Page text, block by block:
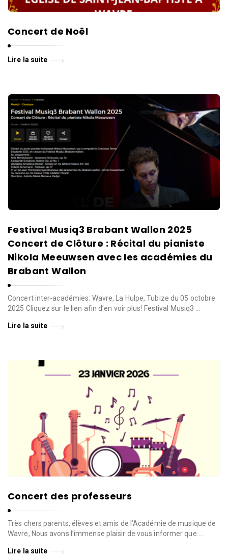
Concert de Noël
Lire la suite
Festival Musiq3 Brabant Wallon 2025
Concert de Clôture : Récital du pianiste
Nikola Meeuwsen avec les académies du
Brabant Wallon
Concert inter-académies: Wavre, La Hulpe, Tubize du 05 octobre
2025 Cliquez sur le lien afin d’en voir plus! Festival Musiq3 …
Lire la suite
Concert des professeurs
Très chers parents, élèves et amis de l’Académie de musique de
Wavre, Nous avons l’immense plaisir de vous informer que …
Lire la suite